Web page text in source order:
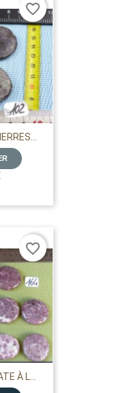
favorite_border
À L...
favorite_border